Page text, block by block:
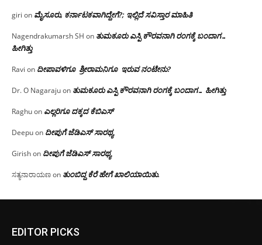
giri on ಮೈಸೂರು, ಕರ್ನಾಟಕವಾಗಿದ್ದೇಗೆ?; ಇಲ್ಲಿದೆ ಸವಿಸ್ತಾರ ಮಾಹಿತಿ
Nagendrakumarsh SH on ತುಮಕೂರು ಎಸ್ಪಿ ಕೌರವನಾಗಿ ರಂಗಕ್ಕೆ ಬಂದಾಗ…
ಹೀಗಿತ್ತು
Ravi on ದೀಪಾವಳಿಗೂ ಶ್ರೀರಾಮನಿಗೂ ಇರುವ ನಂಟೇನು?
Dr. O Nagarajuon ತುಮಕೂರು ಎಸ್ಪಿ ಕೌರವನಾಗಿ ರಂಗಕ್ಕೆ ಬಂದಾಗ… ಹೀಗಿತ್ತು
Raghuon ಎಲ್ಲರಿಗೂ ದಕ್ಕದ ಕೆಬಿಎಸ್
Deepuon ದೀಪುಗೆ ಜೆಡಿಎಸ್ ಸಾರಥ್ಯ
Girishon ದೀಪುಗೆ ಜೆಡಿಎಸ್ ಸಾರಥ್ಯ
ಸತ್ಯನಾರಾಯಣon ತುಂಬಿದ್ದ ಕೆರೆ ಹೇಗೆ ಖಾಲಿಯಾಯಿತು.
EDITOR PICKS